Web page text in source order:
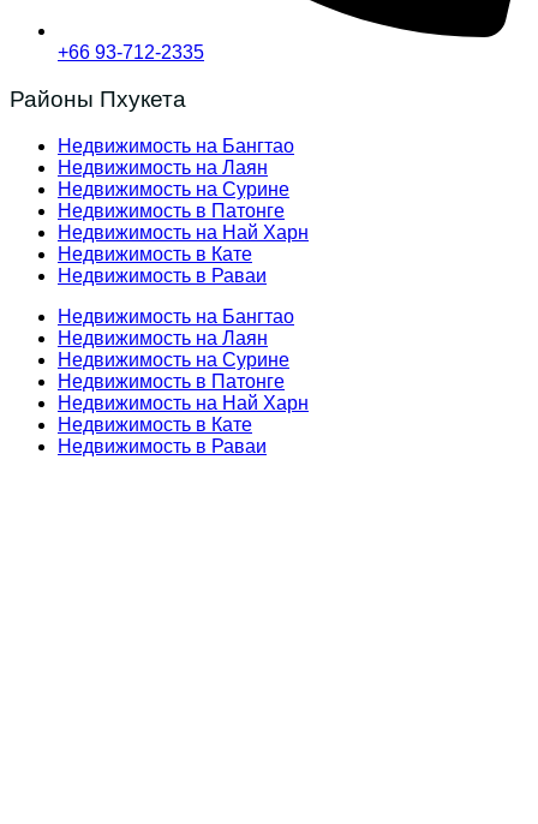
+66 93-712-2335
Районы Пхукета
Недвижимость на Бангтао
Недвижимость на Лаян
Недвижимость на Сурине
Недвижимость в Патонге
Недвижимость на Най Харн
Недвижимость в Кате
Недвижимость в Раваи
Недвижимость на Бангтао
Недвижимость на Лаян
Недвижимость на Сурине
Недвижимость в Патонге
Недвижимость на Най Харн
Недвижимость в Кате
Недвижимость в Раваи